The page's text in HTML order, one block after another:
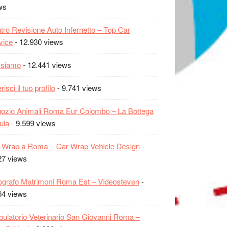
Revisione Auto Infernetto – Top Car
- 12.930 views
- 12.441 views
il tuo profilo- 9.741 views
Animali Roma Eur Colombo – La Bottega
- 9.599 views
a Roma – Car Wrap Vehicle Design-
views
Matrimoni Roma Est – Videosteven-
views
Veterinario San Giovanni Roma –